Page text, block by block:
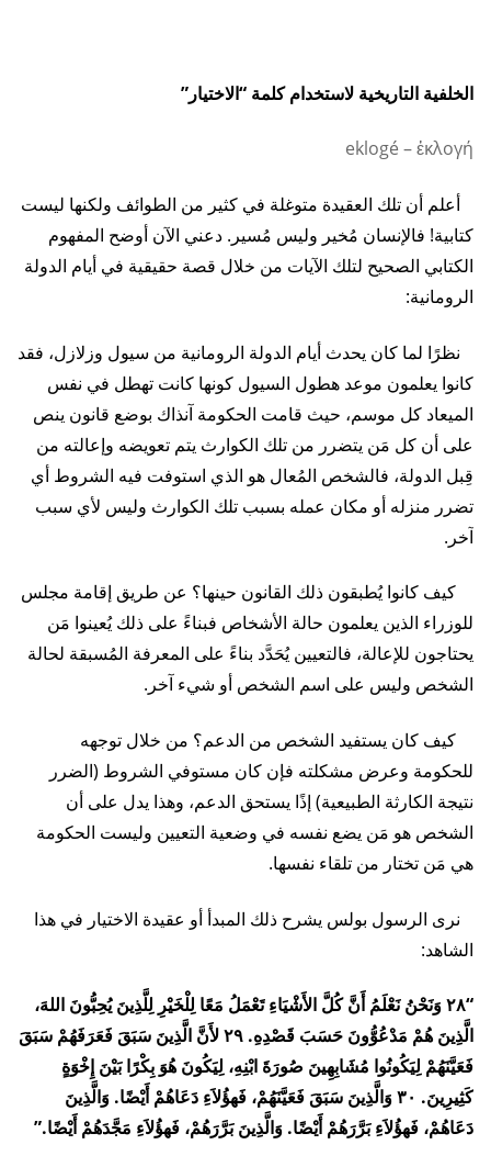
الخلفية التاريخية لاستخدام كلمة “الاختيار”
eklogé –ἐκλογή
أعلم أن تلك العقيدة متوغلة في كثير من الطوائف ولكنها ليست
كتابية! فالإنسان مُخير وليس مُسير. دعني الآن أوضح المفهوم
الكتابي الصحيح لتلك الآيات من خلال قصة حقيقية في أيام الدولة
الرومانية:
نظرًا لما كان يحدث أيام الدولة الرومانية من سيول وزلازل، فقد
كانوا يعلمون موعد هطول السيول كونها كانت تهطل في نفس
الميعاد كل موسم، حيث قامت الحكومة آنذاك بوضع قانون ينص
على أن كل مَن يتضرر من تلك الكوارث يتم تعويضه وإعالته من
قِبل الدولة، فالشخص المُعال هو الذي استوفت فيه الشروط أي
تضرر منزله أو مكان عمله بسبب تلك الكوارث وليس لأي سبب
آخر.
كيف كانوا يُطبقون ذلك القانون حينها؟ عن طريق إقامة مجلس
للوزراء الذين يعلمون حالة الأشخاص فبناءً على ذلك يُعينوا مَن
يحتاجون للإعالة، فالتعيين يُحَدَّد بناءً على المعرفة المُسبقة لحالة
الشخص وليس على اسم الشخص أو شيء آخر.
كيف كان يستفيد الشخص من الدعم؟ من خلال توجهه
للحكومة وعرض مشكلته فإن كان مستوفي الشروط (الضرر
نتيجة الكارثة الطبيعية) إذًا يستحق الدعم، وهذا يدل على أن
الشخص هو مَن يضع نفسه في وضعية التعيين وليست الحكومة
هي مَن تختار من تلقاء نفسها.
نرى الرسول بولس يشرح ذلك المبدأ أو عقيدة الاختيار في هذا
الشاهد:
“٢٨ وَنَحْنُ نَعْلَمُ أَنَّ كُلَّ الأَشْيَاءِ تَعْمَلُ مَعًا لِلْخَيْرِ لِلَّذِينَ يُحِبُّونَ اللهَ،
الَّذِينَ هُمْ مَدْعُوُّونَ حَسَبَ قَصْدِهِ. ٢٩ لأَنَّ الَّذِينَ سَبَقَ فَعَرَفَهُمْ سَبَقَ
فَعَيَّنَهُمْ لِيَكُونُوا مُشَابِهِينَ صُورَةَ ابْنِهِ، لِيَكُونَ هُوَ بِكْرًا بَيْنَ إِخْوَةٍ
كَثِيرِينَ. ٣٠ وَالَّذِينَ سَبَقَ فَعَيَّنَهُمْ، فَهؤُلاَءِ دَعَاهُمْ أَيْضًا. وَالَّذِينَ
دَعَاهُمْ، فَهؤُلاَءِ بَرَّرَهُمْ أَيْضًا. وَالَّذِينَ بَرَّرَهُمْ، فَهؤُلاَءِ مَجَّدَهُمْ أَيْضًا.”